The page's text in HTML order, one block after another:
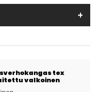
tex
valkoinen